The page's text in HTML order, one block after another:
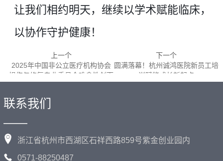
让我们相约明天，继续以学术赋能临床，
以协作守护健康！
上一个
2025年中国非公立医疗机构协会
损伤与修复专业委员会难愈性创面
下一个
圆满落幕！杭州诚鸿医院新员工培
训赋能成长新起点
联系我们
——
浙江省杭州市西湖区石祥西路859号紫金创业园内
0571-88250487